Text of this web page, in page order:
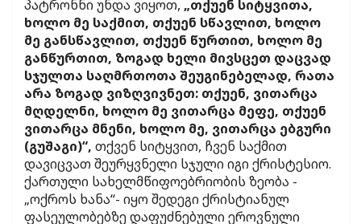
პატრონნი უნდა ვიყოთ, „თქუენ სიტყვითა,
ხოლო მე საქმით, თქუენ სწავლით, ხოლო
მე განსწავლით, თქუენ წურთით, ხოლო მე
განწურთით, ზოგად ხელი მივსცეთ დაცვად
სჯულთა საღმრთოთა შეუგინებელად, რათა
არა ზოგად ვიზღვივნეთ: თქუენ, ვითარცა
მღდელნი, ხოლო მე ვითარცა მეფე, თქუენ
ვითარცა მნენი, ხოლო მე, ვითარცა ებგური
(გუშაგი)“, თქვენ სიტყვით, ჩვენ საქმით
დავიცვათ შეურყვნელი სჯული იგი ქრისტესიო.
ქართული სახელმწიფოებრიობის ზეობა -
„ოქროს ხანა“- იყო შედეგი ქრისტიანულ
ფასეულობებზე დაფუძნებული ეროვნული